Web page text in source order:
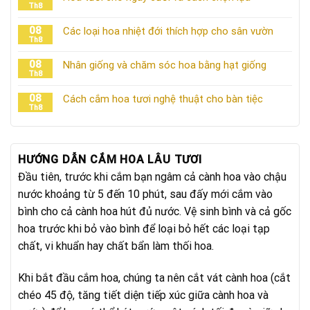
Th8
08
Th8
Các loại hoa nhiệt đới thích hợp cho sân vườn
08
Th8
Nhân giống và chăm sóc hoa bằng hạt giống
08
Th8
Cách cắm hoa tươi nghệ thuật cho bàn tiệc
HƯỚNG DẪN CẮM HOA LÂU TƯƠI
Đầu tiên, trước khi cắm bạn ngâm cả cành hoa vào chậu
nước khoảng từ 5 đến 10 phút, sau đấy mới cắm vào
bình cho cả cành hoa hút đủ nước. Vệ sinh bình và cả gốc
hoa trước khi bỏ vào bình để loại bỏ hết các loại tạp
chất, vi khuẩn hay chất bẩn làm thối hoa.
Khi bắt đầu cắm hoa, chúng ta nên cắt vát cành hoa (cắt
chéo 45 độ, tăng tiết diện tiếp xúc giữa cành hoa và